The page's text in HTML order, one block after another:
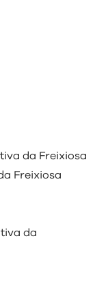
da Freixiosa
Freixiosa
da